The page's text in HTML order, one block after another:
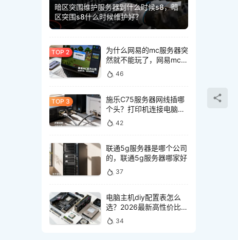
暗区突围维护服务器到什么时候s8，暗
区突围s8什么时候维护好？
为什么网易的mc服务器突
然就不能玩了，网易mc服
务器突然不能玩怎么回事
46
施乐C75服务器网线插哪
个头？打印机连接电脑网
线接口怎么选
42
联通5g服务器是哪个公司
的，联通5g服务器哪家好
37
电脑主机diy配置表怎么
选？2026最新高性价比装
机清单推荐
34